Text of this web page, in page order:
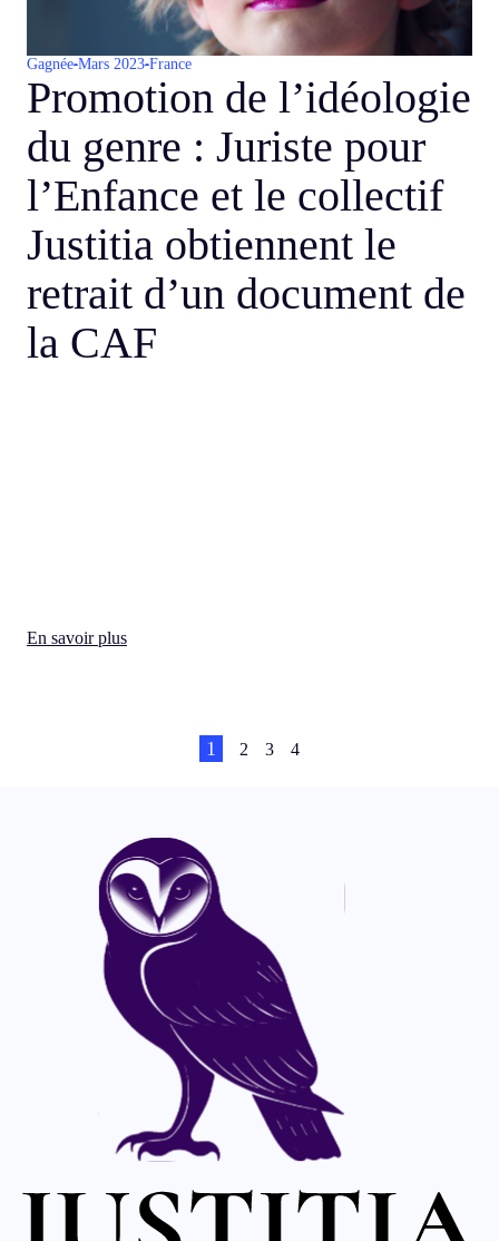
Gagnée Mars 2023 France
Promotion de l’idéologie
du genre : Juriste pour
l’Enfance et le collectif
Justitia obtiennent le
retrait d’un document de
la CAF
En savoir plus
1 2 3 4